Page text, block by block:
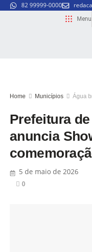
82 99999-0000
Menu
Home Municípios Água
Prefeitura
anuncia
5 de maio de 2026
0